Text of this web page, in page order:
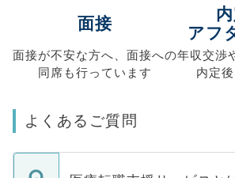
面接
面接が不安な方へ、 面接への
同席も行っています
アフ
年収交渉
内定
よくあるご質問